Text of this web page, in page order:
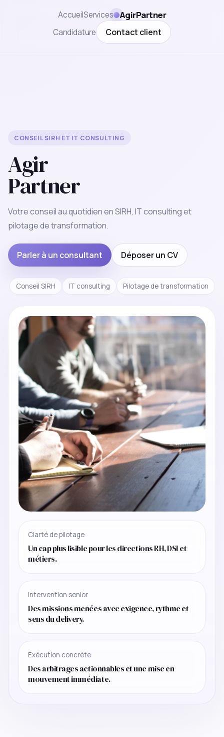
AccueilServices AgirPartner
Candidature Contact client
CONSEIL SIRH ET IT CONSULTING
Agir
Partner
Votre conseil au quotidien en SIRH, IT consulting et
pilotage de transformation.
Parler à un consultant Déposer un CV
Conseil SIRH IT consulting Pilotage de transformation
Clarté de pilotage
Un cap plus lisible pour les directions RH, DSI et
métiers.
Intervention senior
Des missions menées avec exigence, rythme et
sens du delivery.
Exécution concrète
Des arbitrages actionnables et une mise en
mouvement immédiate.